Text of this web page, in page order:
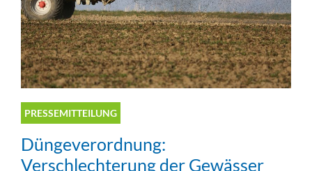
PRESSEMITTEILUNG
Düngeverordnung:
Verschlechterung der Gewässer